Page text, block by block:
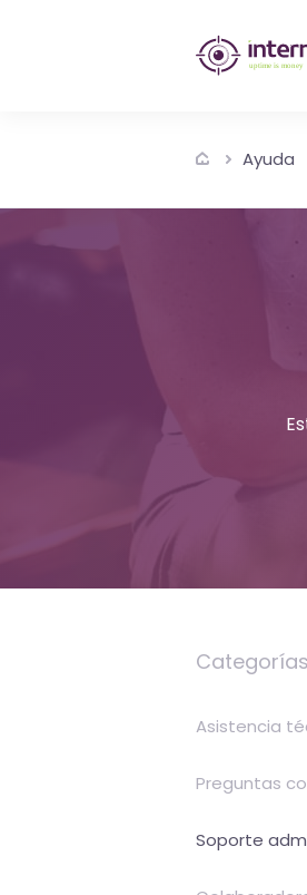
los
de
-
El
(activo)
es
Ayuda
Categorías
Asistencia
Preguntas
Soporte